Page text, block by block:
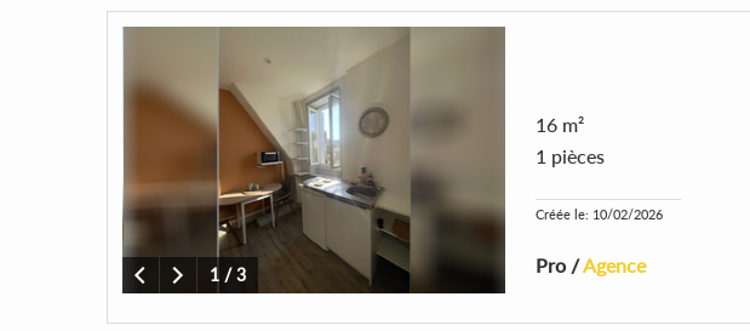
1 /3
16 m²
1 pièces
Créée le: 10/02/2026
Pro /Agence